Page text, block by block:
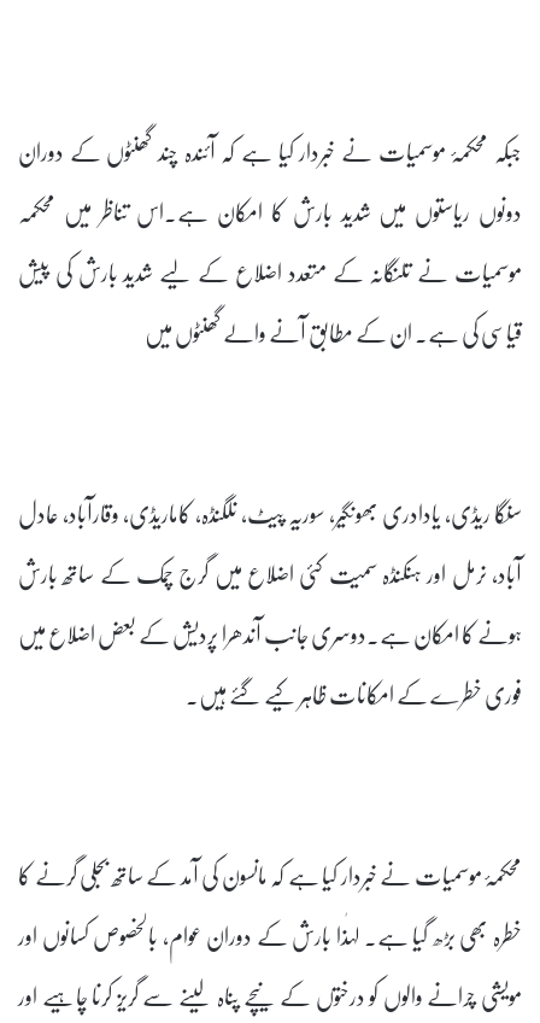
جبکہ محکمۂ موسمیات نے خبردار کیا ہے کہ آئندہ چند گھنٹوں کے دوران
دونوں ریاستوں میں شدید بارش کا امکان ہے۔اس تناظر میں محکمہ
موسمیات نے تلنگانہ کے متعدد اضلاع کے لیے شدید بارش کی پیش
قیاسی کی ہے۔ ان کے مطابق آنے والے گھنٹوں میں
سنگا ریڈی، یادادری بھونگیر، سوریہ پیٹ، نلگنڈہ، کاماریڈی، وقارآباد، عادل
آباد، نرمل اور ہنکنڈہ سمیت کئی اضلاع میں گرج چمک کے ساتھ بارش
ہونے کا امکان ہے۔دوسری جانب آندھرا پردیش کے بعض اضلاع میں
فوری خطرے کے امکانات ظاہر کیے گئے ہیں۔
محکمۂ موسمیات نے خبردار کیا ہے کہ مانسون کی آمد کے ساتھ بجلی گرنے کا
خطرہ بھی بڑھ گیا ہے۔ لہٰذا بارش کے دوران عوام، بالخصوص کسانوں اور
مویشی چرانے والوں کو درختوں کے نیچے پناہ لینے سے گریز کرنا چاہیے اور